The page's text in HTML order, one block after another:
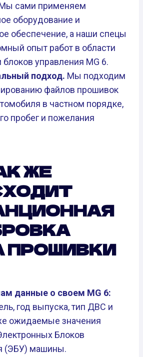
сами применяем
оборудование и
обеспечение, а наши спецы
опыт работ в области
блоков управления MG 6.
подход. Мы подходим
файлов прошивок
в частном порядке,
пробег и пожелания
ЖЕ
ПРОШИВКИ
данные о своем MG 6:
год выпуска, тип ДВС и
ожидаемые значения
Блоков
(ЭБУ) машины.